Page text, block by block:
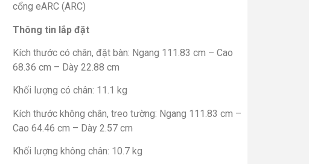
cổng eARC (ARC)
Thông tin lắp đặt
Kích thước có chân, đặt bàn: Ngang 111.83 cm – Cao
68.36 cm – Dày 22.88 cm
Khối lượng có chân: 11.1 kg
Kích thước không chân, treo tường: Ngang 111.83 cm –
Cao 64.46 cm – Dày 2.57 cm
Khối lượng không chân: 10.7 kg